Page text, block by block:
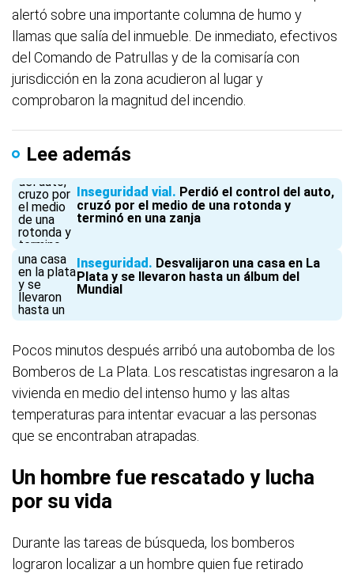
alertó sobre una importante columna de humo y
llamas que salía del inmueble. De inmediato, efectivos
del Comando de Patrullas y de la comisaría con
jurisdicción en la zona acudieron al lugar y
comprobaron la magnitud del incendio.
Lee además
Inseguridad vial
Perdió el control del auto,
cruzó por el medio de una rotonda y
terminó en una zanja
Inseguridad
Desvalijaron una casa en La
Plata y se llevaron hasta un álbum del
Mundial
Pocos minutos después arribó una autobomba de los
Bomberos de La Plata. Los rescatistas ingresaron a la
vivienda en medio del intenso humo y las altas
temperaturas para intentar evacuar a las personas
que se encontraban atrapadas.
Un hombre fue rescatado y lucha
por su vida
Durante las tareas de búsqueda, los bomberos
lograron localizar a un hombre quien fue retirado